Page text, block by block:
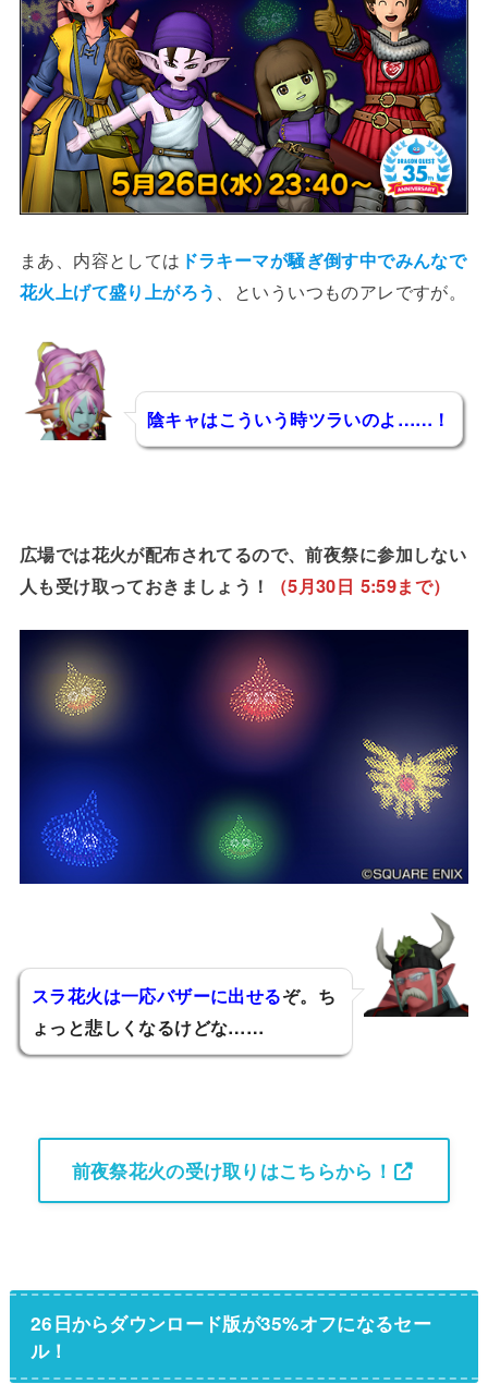
まあ、内容としては ドラキーマが騒ぎ倒す中でみんなで
花火上げて盛り上がろう 、といういつものアレですが。
陰キャはこういう時ツラいのよ……！
広場では花火が配布されてるので、前夜祭に参加しない
人も受け取っておきましょう！
（5月30日 5:59まで）
スラ花火は一応バザーに出せるぞ。ち
ょっと悲しくなるけどな……
前夜祭花火の受け取りはこちらから！
26日からダウンロード版が35%オフになるセー
ル！